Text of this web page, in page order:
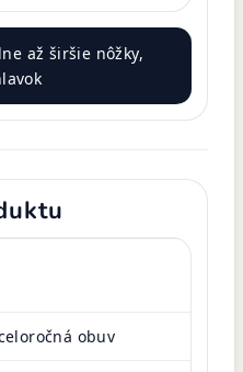
až širšie nôžky,
obuv